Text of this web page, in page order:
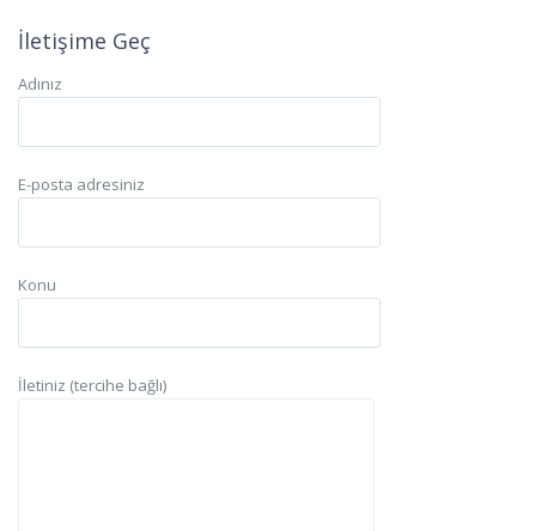
İletişime Geç
Adınız
E-posta adresiniz
Konu
İletiniz (tercihe bağlı)